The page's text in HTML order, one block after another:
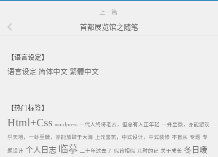
上一篇
首都展览馆之随笔
【语言设定】
语言设定 简体中文 繁體中文
【热门标签】
Html+Css wordpress 一代人终将老去，但总有人正年轻 一蜂至微，亦能游观
乎天地，一虲至微，亦能放肆于大海 上元鉴筑，中式设计，中式装修 不盲从 专题 专
题设计 个人日志 临摹 二十年过去了 似曾相似 儿时的记 关于成长 冬日暖